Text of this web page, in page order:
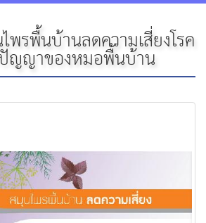
รพื้นบ้านลดความเสี่ยงโรค
ญญาของหมอพื้นบ้าน